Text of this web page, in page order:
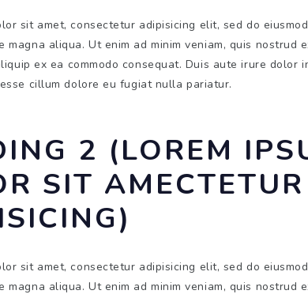
sit amet, consectetur adipisicing elit, sed do
magna aliqua. Ut enim ad minim veniam, quis nostrud
ex ea commodo consequat. Duis aute irure dolor
cillum dolore eu fugiat nulla pariatur.
2 (LOREM
SIT AMECTETUR
sit amet, consectetur adipisicing elit, sed do
magna aliqua. Ut enim ad minim veniam, quis nostrud